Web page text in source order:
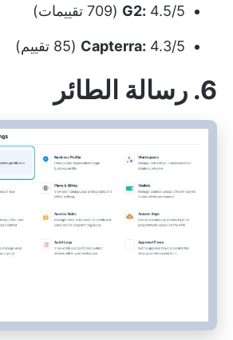
G2: 4.5/5 (709 تقييمات)
Capterra: 4.3/5 (85 تقييم)
6. رسالة الطائر